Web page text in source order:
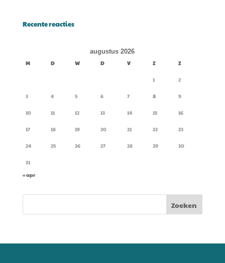
Recente reacties
augustus 2026
M D W D V Z Z
1 2
3 4 5 6 7 8 9
10 11 12 13 14 15 16
17 18 19 20 21 22 23
24 25 26 27 28 29 30
31
« apr